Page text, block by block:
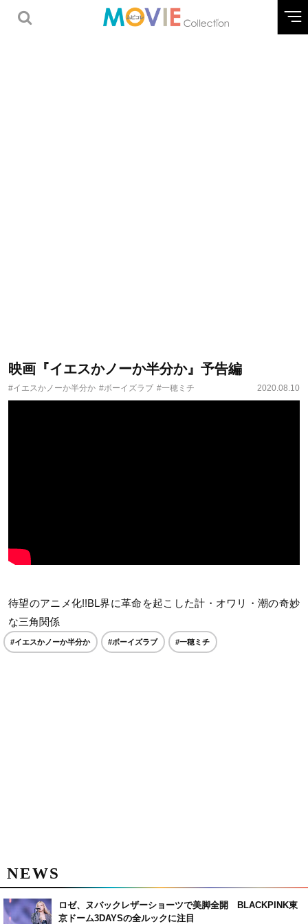
映画『イエスかノーか半分か』予告編
#イエスかノーか半分か #ボーイズラブ #一穂ミチ 2020.08.10
待望のアニメ化!!BL界に革命を起こした計・オワリ・潮の奇妙
な三角関係
#イエスかノーか半分か #ボーイズラブ #一穂ミチ
NEWS
ロゼ、ヌバックレザーショーツで美脚全開 BLACKPINK東
京ドーム3DAYSの全ルックに注目